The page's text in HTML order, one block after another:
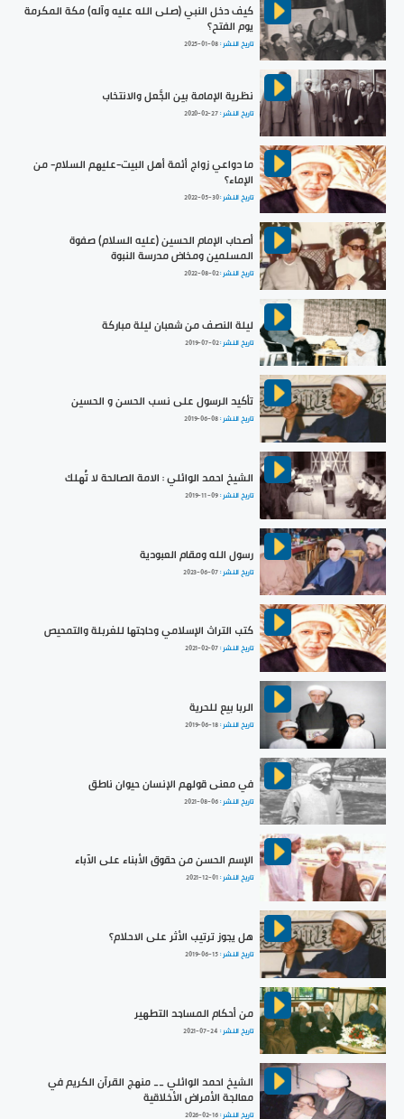
كيف دخل النبي (صلى الله عليه وآله) مكة المكرمة
يوم الفتح؟
تاريخ النشر :2025-01-08
نظرية الإمامة بين الجَّعل والانتخاب
تاريخ النشر :2020-02-27
ما دواعي زواج أئمة أهل البيت-عليهم السلام- من
الإماء؟
تاريخ النشر :2022-05-30
أصحاب الإمام الحسين (عليه السلام) صفوة
المسلمين ومخاض مدرسة النبوة
تاريخ النشر :2022-08-02
ليلة النصف من شعبان ليلة مباركة
تاريخ النشر :2019-07-02
تأكيد الرسول على نسب الحسن و الحسين
تاريخ النشر :2019-06-08
الشيخ احمد الوائلي : الامة الصالحة لا تُهلك
تاريخ النشر :2019-11-09
رسول الله ومقام العبودية
تاريخ النشر :2023-06-07
كتب التراث الإسلامي وحاجتها للغربلة والتمحيص
تاريخ النشر :2021-02-07
الربا بيع للحرية
تاريخ النشر :2019-06-18
في معنى قولهم الإنسان حيوان ناطق
تاريخ النشر :2021-08-06
الإسم الحسن من حقوق الأبناء على الآباء
تاريخ النشر :2021-12-01
هل يجوز ترتيب الأثر على الاحلام؟
تاريخ النشر :2019-06-15
من أحكام المساجد التطهير
تاريخ النشر : 2021-07-24
الشيخ احمد الوائلي __ منهج القرآن الكريم في
معالجة الأمراض الأخلاقية
تاريخ النشر :2026-02-16